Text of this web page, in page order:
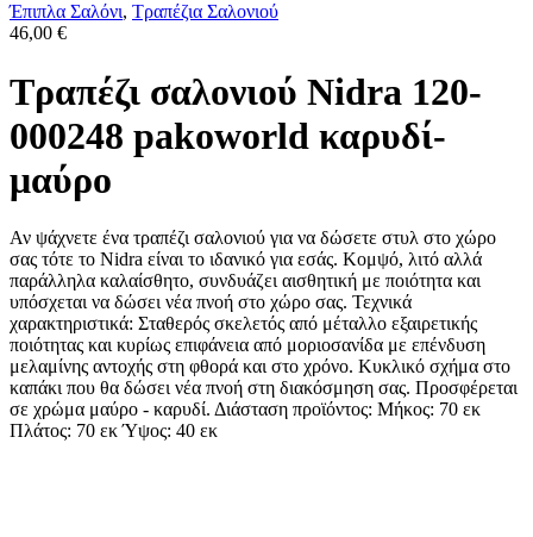
Έπιπλα Σαλόνι, Τραπέζια Σαλονιού
46,00 €
Τραπέζι σαλονιού Nidra 120-
000248 pakoworld καρυδί-
μαύρο
Αν ψάχνετε ένα τραπέζι σαλονιού για να δώσετε στυλ στο χώρο
σας τότε το Nidra είναι τo ιδανικό για εσάς. Κομψό, λιτό αλλά
παράλληλα καλαίσθητo, συνδυάζει αισθητική με ποιότητα και
υπόσχεται να δώσει νέα πνοή στο χώρο σας. Τεχνικά
χαρακτηριστικά: Σταθερός σκελετός από μέταλλο εξαιρετικής
ποιότητας και κυρίως επιφάνεια από μοριοσανίδα με επένδυση
μελαμίνης αντοχής στη φθορά και στο χρόνο. Κυκλικό σχήμα στο
καπάκι που θα δώσει νέα πνοή στη διακόσμηση σας. Προσφέρεται
σε χρώμα μαύρο - καρυδί. Διάσταση προϊόντος: Μήκος: 70 εκ
Πλάτος: 70 εκ Ύψος: 40 εκ